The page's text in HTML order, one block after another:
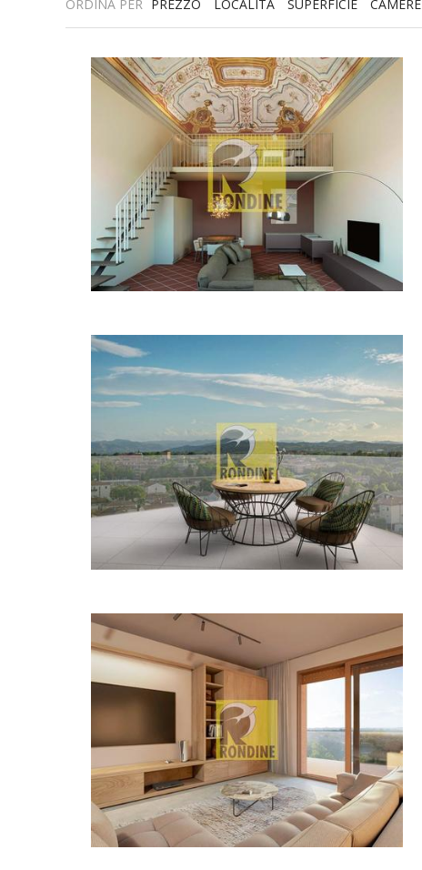
ORDINA PER PREZZO LOCALITÀ SUPERFICIE CAMERE